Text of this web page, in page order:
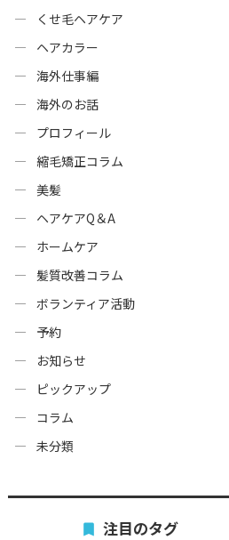
くせ毛ヘアケア
ヘアカラー
海外仕事編
海外のお話
プロフィール
縮毛矯正コラム
美髪
ヘアケアQ＆A
ホームケア
髪質改善コラム
ボランティア活動
予約
お知らせ
ピックアップ
コラム
未分類
注目のタグ